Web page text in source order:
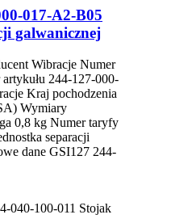
017-A2-B05
galwanicznej
Wibracje Numer
244-127-000-
Kraj pochodzenia
Wymiary
0,8 kg Numer taryfy
separacji
dane GSI127 244-